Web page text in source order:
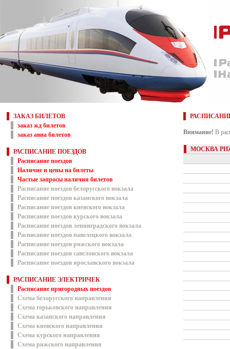
ЗАКАЗ БИЛЕТОВ
заказ жд билетов
заказ авиа билетов
РАСПИСАНИЕ ПОЕЗДОВ
Расписание поездов
Наличие и цены на билеты
Частые запросы наличия билетов
Расписание поездов белорусского вокзала
Расписание поездов казанского вокзала
Расписание поездов киевского вокзала
Расписание поездов курского вокзала
Расписание поездов ленинградского вокзала
Расписание поездов павелецкого вокзала
Расписание поездов рижского вокзала
Расписание поездов савеловского вокзала
Расписание поездов ярославского вокзала
РАСПИСАНИЕ ЭЛЕКТРИЧЕК
Расписание пригородных поездов
Схема белорусского направления
Схема горьковского направления
Схема казанского направления
Схема киевского направления
Схема курского направления
Схема рижского направления
Внимание! В
МОСКВА